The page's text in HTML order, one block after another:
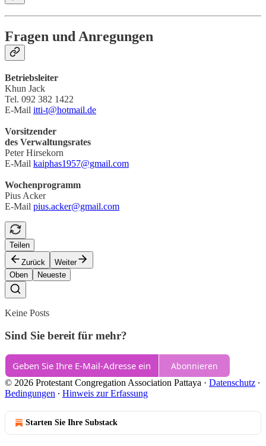
Fragen und Anregungen
Betriebsleiter
Khun Jack
Tel. 092 382 1422
E-Mail itti-t@hotmail.de
Vorsitzender
des Verwaltungsrates
Peter Hirsekorn
E-Mail kaiphas1957@gmail.com
Wochenprogramm
Pius Acker
E-Mail pius.acker@gmail.com
Teilen
Zurück
Weiter
Oben
Neueste
Keine Posts
Sind Sie bereit für mehr?
Abonnieren
© 2026 Protestant Congregation Association Pattaya · Datenschutz ∙
Bedingungen ∙ Hinweis zur Erfassung
Starten Sie Ihre Substack